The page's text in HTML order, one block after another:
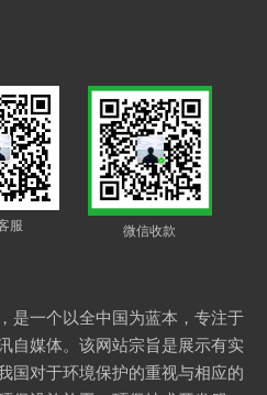
服 微信收款
是一个以全中国为蓝本，专注于
自媒体。该网站宗旨是展示有实
国对于环境保护的重视与相应的